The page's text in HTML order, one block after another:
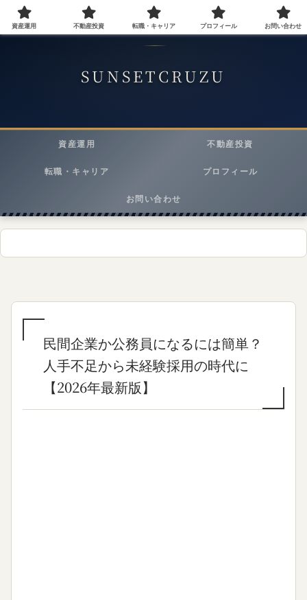
40代会社員が実践する資産運用・転職・ライフスタイルメディア
SUNSETCRUZU
資産運用 不動産投資
転職・キャリア プロフィール
お問い合わせ
民間企業か公務員になるには簡単？
人手不足から未経験採用の時代に
【2026年最新版】
資産運用 不動産投資 転職・キャリア プロフィール お問い合わせ